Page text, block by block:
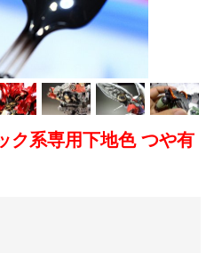
ク系専用下地色 つや有